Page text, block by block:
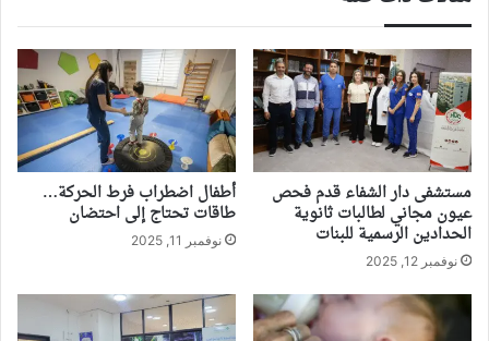
مستشفى دار الشفاء قدم فحص
عيون مجاني لطالبات ثانوية
الحدادين الرسمية للبنات
نوفمبر 12, 2025
أطفال اضطراب فرط الحركة…
طاقات تحتاج إلى احتضان
نوفمبر 11, 2025